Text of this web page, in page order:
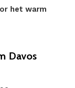
het warm
Davos